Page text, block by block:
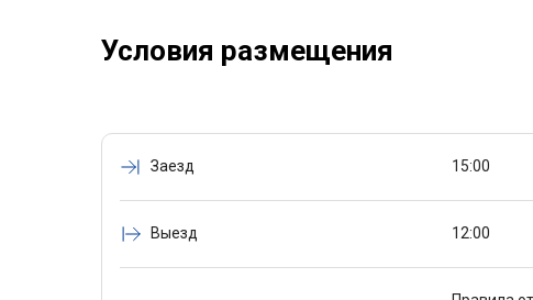
Условия размещения
Заезд 15:00
Выезд 12:00